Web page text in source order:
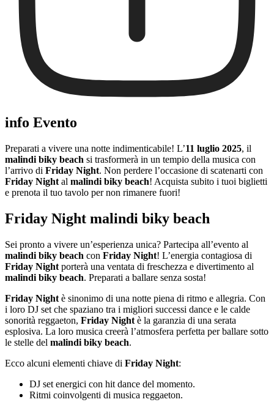
info Evento
Preparati a vivere una notte indimenticabile! L’11 luglio 2025, il
malindi biky beach si trasformerà in un tempio della musica con
l’arrivo di Friday Night. Non perdere l’occasione di scatenarti con
Friday Night al malindi biky beach! Acquista subito i tuoi biglietti
e prenota il tuo tavolo per non rimanere fuori!
Friday Night malindi biky beach
Sei pronto a vivere un’esperienza unica? Partecipa all’evento al
malindi biky beach con Friday Night! L’energia contagiosa di
Friday Night porterà una ventata di freschezza e divertimento al
malindi biky beach. Preparati a ballare senza sosta!
Friday Night è sinonimo di una notte piena di ritmo e allegria. Con
i loro DJ set che spaziano tra i migliori successi dance e le calde
sonorità reggaeton, Friday Night è la garanzia di una serata
esplosiva. La loro musica creerà l’atmosfera perfetta per ballare sotto
le stelle del malindi biky beach.
Ecco alcuni elementi chiave di Friday Night:
DJ set energici con hit dance del momento.
Ritmi coinvolgenti di musica reggaeton.